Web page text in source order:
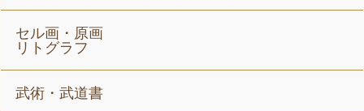
セル画・原画
リトグラフ
武術・武道書